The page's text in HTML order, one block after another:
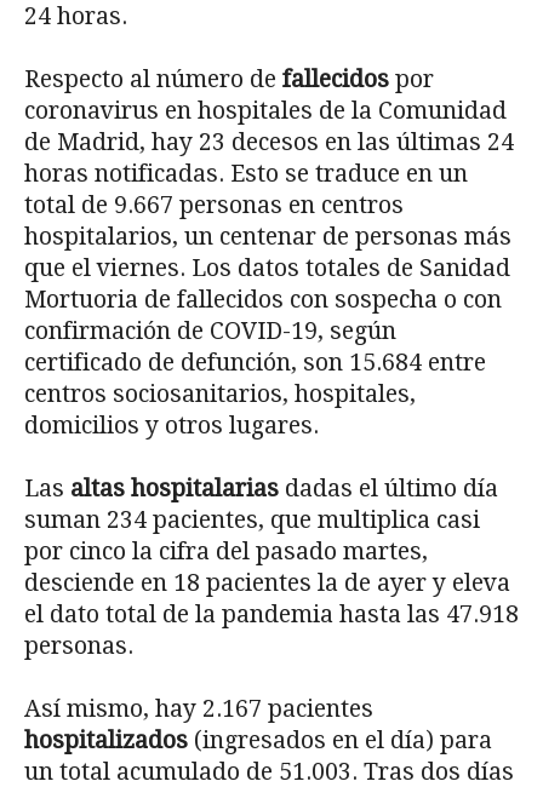
24 horas.
Respecto al número de fallecidos por
coronavirus en hospitales de la Comunidad
de Madrid, hay 23 decesos en las últimas 24
horas notificadas. Esto se traduce en un
total de 9.667 personas en centros
hospitalarios, un centenar de personas más
que el viernes. Los datos totales de Sanidad
Mortuoria de fallecidos con sospecha o con
confirmación de COVID-19, según
certificado de defunción, son 15.684 entre
centros sociosanitarios, hospitales,
domicilios y otros lugares.
Las altas hospitalarias dadas el último día
suman 234 pacientes, que multiplica casi
por cinco la cifra del pasado martes,
desciende en 18 pacientes la de ayer y eleva
el dato total de la pandemia hasta las 47.918
personas.
Así mismo, hay 2.167 pacientes
hospitalizados (ingresados en el día) para
un total acumulado de 51.003. Tras dos días